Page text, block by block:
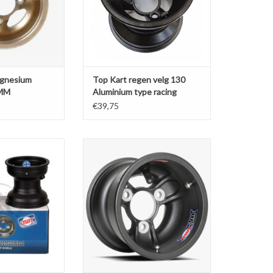
Top Kart regen velg 130
Aluminium type racing
€39,75
SE (2pcs)
WINKELWAGEN
132MM Low Volume Type CRG (2
stuks)
TOEVOEGEN AAN WINKELWAGEN